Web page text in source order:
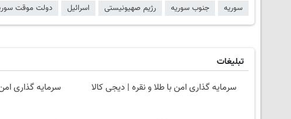
سوریه جنوب سوریه رژیم صهیونیستی اسرائیل دولت موقت
تبلیغات
سرمایه گذاری امن با طلا و نقره | دیجی کالا
سرمایه گذاری